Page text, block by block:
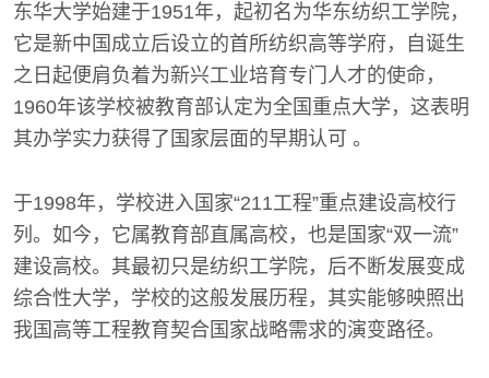
东华大学始建于1951年，起初名为华东纺织工学院，
它是新中国成立后设立的首所纺织高等学府，自诞生
之日起便肩负着为新兴工业培育专门人才的使命，
1960年该学校被教育部认定为全国重点大学，这表明
其办学实力获得了国家层面的早期认可 。
于1998年，学校进入国家“211工程”重点建设高校行
列。如今，它属教育部直属高校，也是国家“双一流”
建设高校。其最初只是纺织工学院，后不断发展变成
综合性大学，学校的这般发展历程，其实能够映照出
我国高等工程教育契合国家战略需求的演变路径。